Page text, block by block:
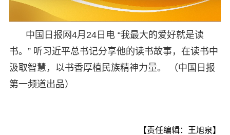
中国日报网4月24日电 “我最大的爱好就是读
书。” 听习近平总书记分享他的读书故事，在读书中
汲取智慧，以书香厚植民族精神力量。 （中国日报
第一频道出品）
【责任编辑：王旭泉】